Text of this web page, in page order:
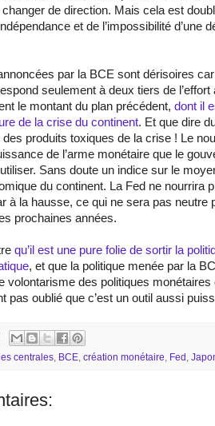
de direction. Mais cela est
et de l’impossibilité d’une
par la BCE sont dérisoires
seulement à deux tiers de l’effort
le montant du plan précédent, dont il
de la crise du continent. Et que dire
des produits toxiques de la crise ! Le
de l’arme monétaire que le
Sans doute un indice sur le
du continent. La Fed ne nourrira
à la hausse, ce qui ne sera pas neutre
prochaines années.
qu’il est une pure folie de sortir la
, et que la politique menée par la
volontarisme des politiques
pas oublié que c’est un outil aussi
centrales, BCE, création monétaire, Fed ,